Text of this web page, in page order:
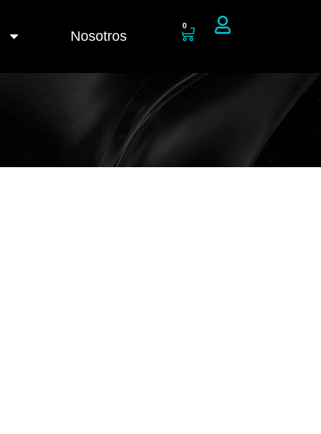
0
Nosotros